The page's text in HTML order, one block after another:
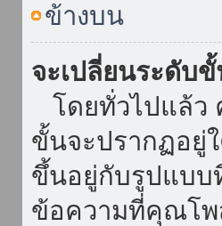
ข้างบน
จะเปลี่ยนระดับขั้
โดยทั่วไปแล้ว
ขั้นจะปรากฏอยู่
ขึ้นอยู่กับรูปแบบ
ข้อความที่คุณโพ